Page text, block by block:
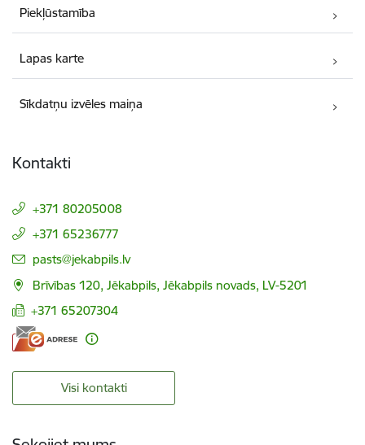
Piekļūstamība
Lapas karte
Sīkdatņu izvēles maiņa
Kontakti
+371 80205008
+371 65236777
E-pasts:
pasts@jekabpils.lv
Brīvības 120, Jēkabpils, Jēkabpils novads, LV-5201
+371 65207304
Visi kontakti